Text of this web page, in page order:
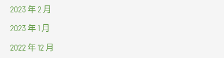
2023 年 2 月
2023 年 1 月
2022 年 12 月